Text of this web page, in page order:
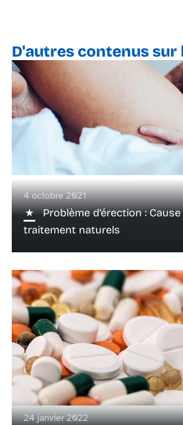
D'autres contenus sur
4 octobre 2021
Problème d’érection :
traitement naturels
24 janvier 2022